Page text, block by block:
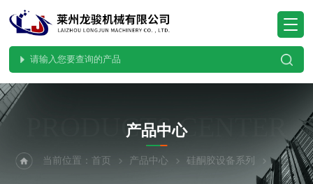
PRODUCTS CENTER
产品中心
当前位置：首页 产品中心 硅酮胶设备系列 锂电池